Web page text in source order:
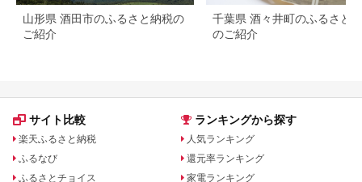
山形県 酒田市のふるさと納税の
ご紹介
千葉県 酒々井町のふるさと
のご紹介
サイト比較
楽天ふるさと納税
ふるなび
ふるさとチョイス
ランキングから探す
人気ランキング
還元率ランキング
家電ランキング